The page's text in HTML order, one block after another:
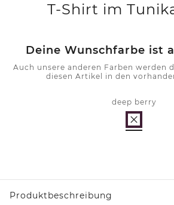
T-Shirt im
Deine Wunschfarbe ist
Auch unsere anderen Farben werden
diesen Artikel in den
deep berry
Produktbeschreibung